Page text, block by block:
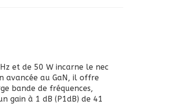
et de 50 W incarne le nec
avancée au GaN, il offre
bande de fréquences,
gain à 1 dB (P1dB) de 41